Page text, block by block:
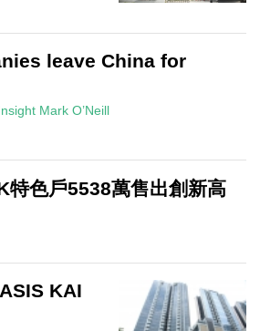
leave China for
Mark O’Neill
特色戶5538萬售出創新高
KAI